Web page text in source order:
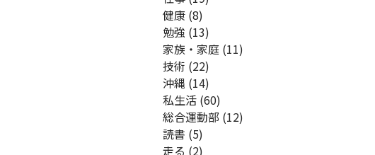
健康 (8)
勉強 (13)
家族・家庭 (11)
技術 (22)
沖縄 (14)
私生活 (60)
総合運動部 (12)
読書 (5)
走る (2)